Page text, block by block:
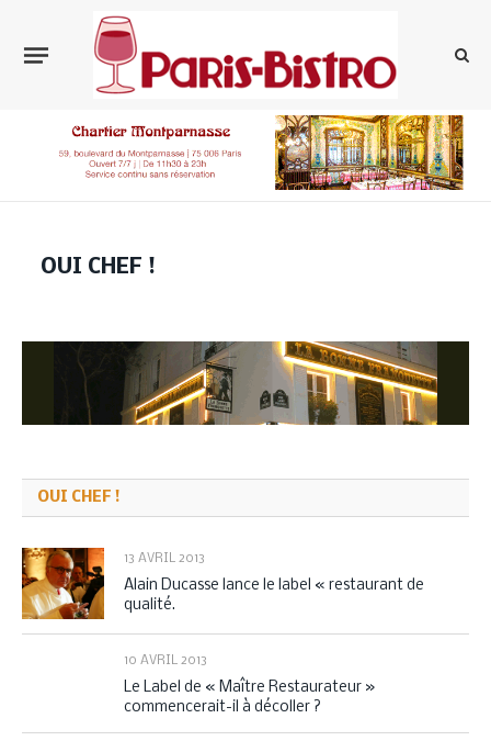
OUI CHEF !
OUI CHEF !
13 AVRIL 2013
Alain Ducasse lance le label « restaurant de
qualité.
10 AVRIL 2013
Le Label de « Maître Restaurateur »
commencerait-il à décoller ?